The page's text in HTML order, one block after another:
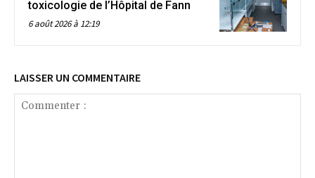
toxicologie de l’Hôpital de Fann
6 août 2026 à 12:19
LAISSER UN COMMENTAIRE